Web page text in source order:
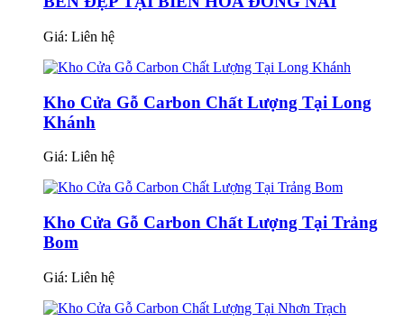
Giá: Liên hệ
Kho Cửa Gỗ Carbon Chất Lượng Tại Long
Khánh
Giá: Liên hệ
Kho Cửa Gỗ Carbon Chất Lượng Tại Trảng
Bom
Giá: Liên hệ